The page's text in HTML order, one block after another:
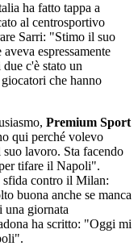
ha fatto tappa a
al centrosportivo
Sarri: "Stimo il suo
espressamente
c'è stato un
che hanno
Premium Sport
qui perché volevo
lavoro. Sta facendo
tifare il Napoli".
sfida contro il Milan:
buona anche se manca
giornata
ha scritto: "Oggi mi